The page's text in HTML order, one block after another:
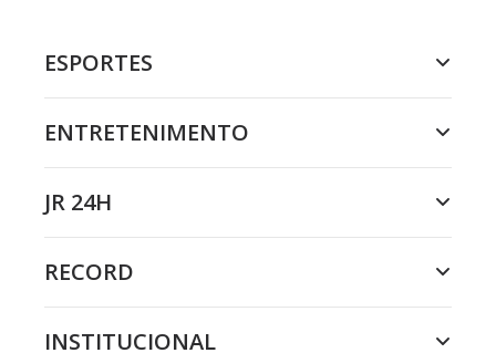
ESPORTES
ENTRETENIMENTO
JR 24H
RECORD
INSTITUCIONAL